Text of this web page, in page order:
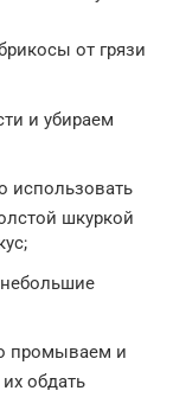
от грязи
и убираем
шкуркой
промываем и
обдать